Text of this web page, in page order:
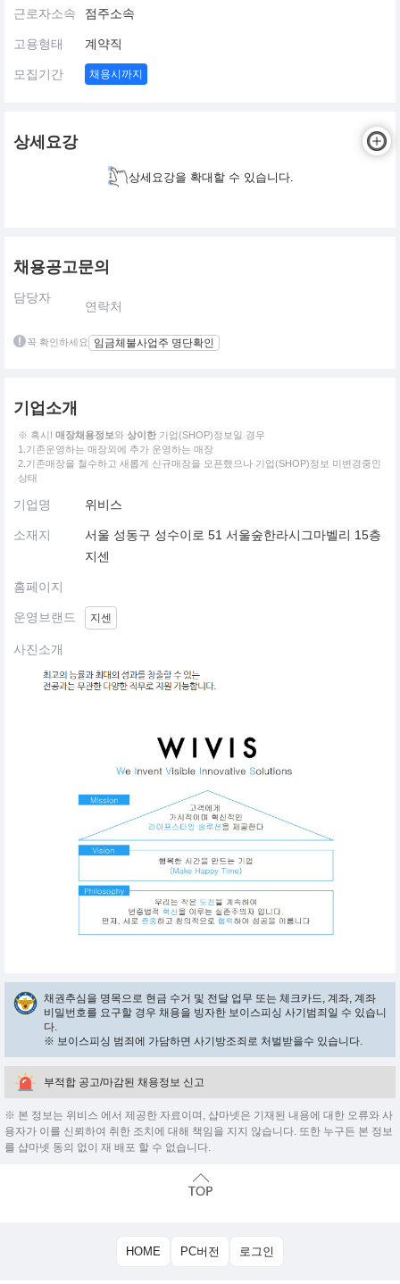
근로자소속 점주소속
고용형태 계약직
모집기간 채용시까지
상세요강
상세요강을 확대할 수 있습니다.
채용공고문의
담당자
연락처
꼭 확인하세요 임금체불사업주 명단확인
기업소개
※ 혹시! 매장채용정보와 상이한 기업(SHOP)정보일 경우
1.기존운영하는 매장외에 추가 운영하는 매장
2.기존매장을 철수하고 새롭게 신규매장을 오픈했으나 기업(SHOP)정보 미변경중인
상태
기업명 위비스
소재지
서울 성동구 성수이로 51 서울숲한라시그마벨리 15층
지센
홈페이지
운영브랜드 지센
사진소개
채권추심을 명목으로 현금 수거 및 전달 업무 또는 체크카드, 계좌, 계좌
비밀번호를 요구할 경우 채용을 빙자한 보이스피싱 사기범죄일 수 있습니
다.
※ 보이스피싱 범죄에 가담하면 사기방조죄로 처벌받을수 있습니다.
부적합 공고/마감된 채용정보 신고
※ 본 정보는 위비스 에서 제공한 자료이며, 샵마넷은 기재된 내용에 대한 오류와 사
용자가 이를 신뢰하여 취한 조치에 대해 책임을 지지 않습니다. 또한 누구든 본 정보
를 샵마넷 동의 없이 재 배포 할 수 없습니다.
HOME PC버전 로그인